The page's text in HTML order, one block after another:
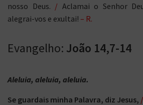
nosso Deus. / Aclamai o Senhor
alegrai-vos e exultai! – R.
Evangelho: João 14,7-14
Aleluia, aleluia, aleluia.
Se guardais minha Palavra, diz Jesus, /